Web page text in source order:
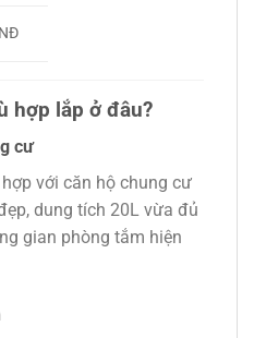
hợp lắp ở đâu?
cư
hợp với căn hộ chung cư
dung tích 20L vừa đủ
gian phòng tắm hiện